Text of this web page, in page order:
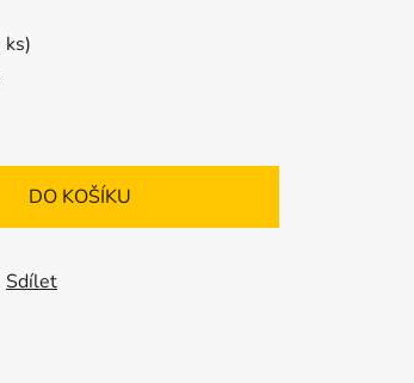
ks)
DO KOŠÍKU
Sdílet